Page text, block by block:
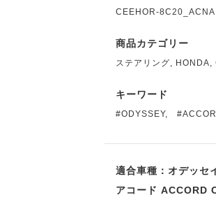
CEEHOR-8C20_ACNA
商品カテゴリー
ステアリング, HONDA,
キーワード
#ODYSSEY,
適合車種：オデッセ
アコード ACCORD